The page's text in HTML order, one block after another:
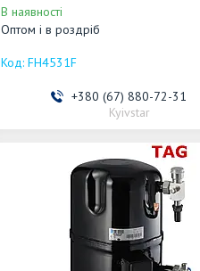
В наявності
Оптом і в роздріб
FH4531F
+380 (67) 880-72-31
Kyivstar